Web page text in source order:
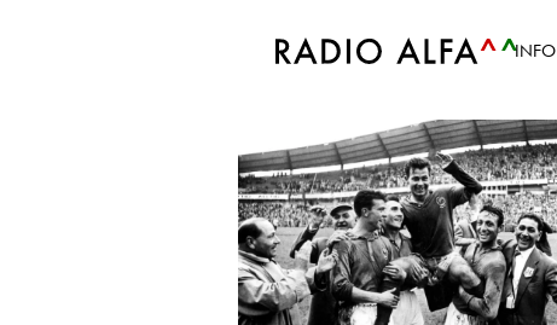
INFO
Accueil Tags Just Fontaine
Tag: Just Fontaine